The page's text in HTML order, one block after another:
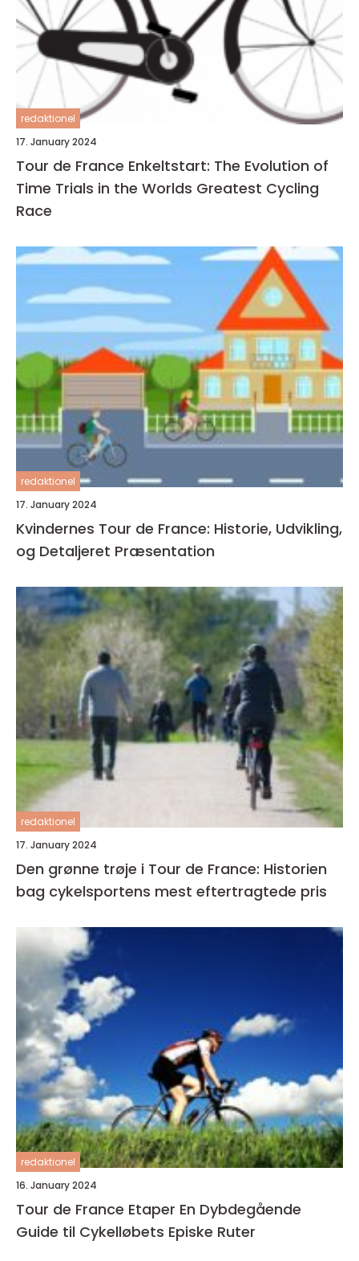
redaktionel
17. January 2024
Tour de France Enkeltstart: The Evolution of
Time Trials in the Worlds Greatest Cycling
Race
redaktionel
17. January 2024
Kvindernes Tour de France: Historie, Udvikling,
og Detaljeret Præsentation
redaktionel
17. January 2024
Den grønne trøje i Tour de France: Historien
bag cykelsportens mest eftertragtede pris
redaktionel
16. January 2024
Tour de France Etaper En Dybdegående
Guide til Cykelløbets Episke Ruter